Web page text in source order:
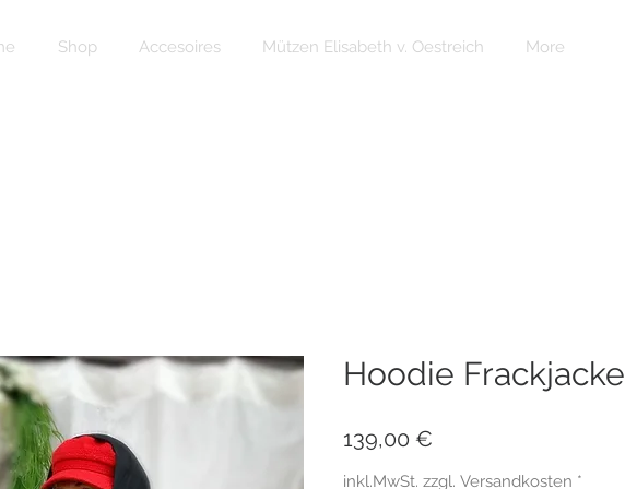
Shop Accesoires Mützen Elisabeth v. Oestreich More
Hoodie Frackjacke
139,00 €
inkl.MwSt. zzgl. Versandkosten *